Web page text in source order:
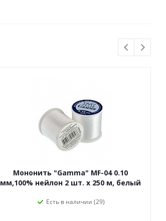
Мононить "Gamma" MF-04 0.10
мм,100% нейлон 2 шт. х 250 м, белый
Есть в наличии (29)